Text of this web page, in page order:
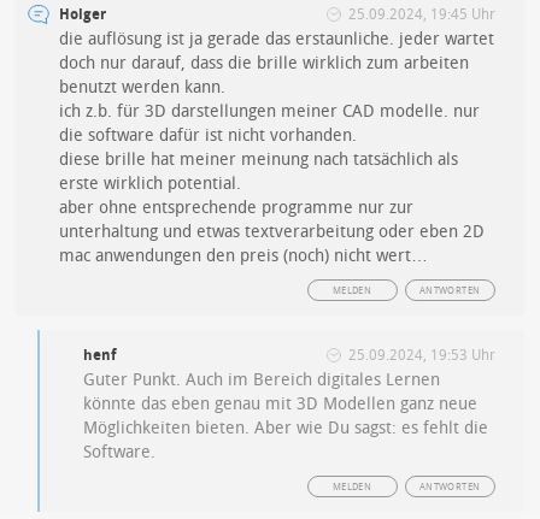
Holger 25.09.2024, 19:45 Uhr
die auflösung ist ja gerade das erstaunliche. jeder wartet
doch nur darauf, dass die brille wirklich zum arbeiten
benutzt werden kann.
ich z.b. für 3D darstellungen meiner CAD modelle. nur
die software dafür ist nicht vorhanden.
diese brille hat meiner meinung nach tatsächlich als
erste wirklich potential.
aber ohne entsprechende programme nur zur
unterhaltung und etwas textverarbeitung oder eben 2D
mac anwendungen den preis (noch) nicht wert…
ANTWORTEN
MELDEN
henf 25.09.2024, 19:53 Uhr
Guter Punkt. Auch im Bereich digitales Lernen
könnte das eben genau mit 3D Modellen ganz neue
Möglichkeiten bieten. Aber wie Du sagst: es fehlt die
Software.
ANTWORTEN
MELDEN